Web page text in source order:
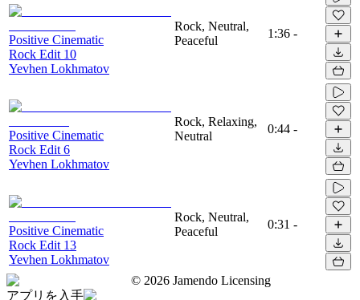
Positive Cinematic
Rock Edit 10
Yevhen Lokhmatov
Rock, Neutral,
Peaceful
1:36 -
Positive Cinematic
Rock Edit 6
Yevhen Lokhmatov
Rock, Relaxing,
Neutral
0:44 -
Positive Cinematic
Rock Edit 13
Yevhen Lokhmatov
Rock, Neutral,
Peaceful
0:31 -
© 2026 Jamendo Licensing
アプリを入手